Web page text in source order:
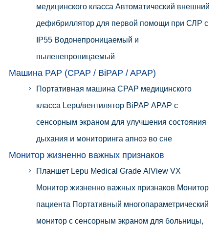
медицинского класса Автоматический внешний
дефибриллятор для первой помощи при СЛР с
IP55 Водонепроницаемый и
пыленепроницаемый
Машина PAP (CPAP / BiPAP / APAP)
Портативная машина CPAP медицинского
класса Lepu/вентилятор BiPAP APAP с
сенсорным экраном для улучшения состояния
дыхания и мониторинга апноэ во сне
Монитор жизненно важных признаков
Планшет Lepu Medical Grade AIView VX
Монитор жизненно важных признаков Монитор
пациента Портативный многопараметрический
монитор с сенсорным экраном для больницы,